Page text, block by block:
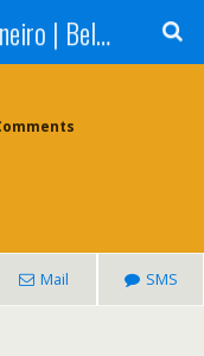
Acompanhantes Rio de Janeiro | Belas e Cia
Mail SMS